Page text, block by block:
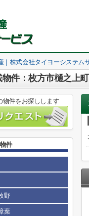
｜株式会社タイヨーシステム
物件：枚方市樋之上
物件をお探しします
件
野
葉